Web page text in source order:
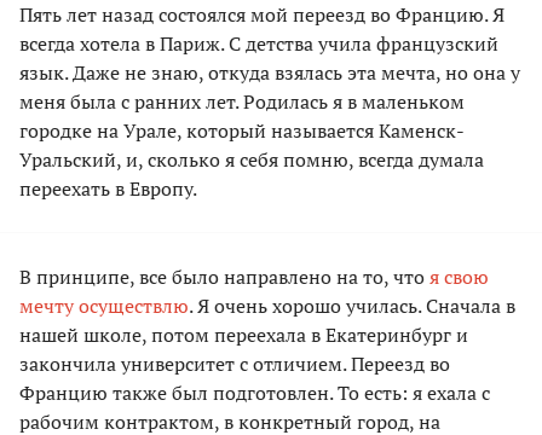
Пять лет назад состоялся мой переезд во Францию. Я
всегда хотела в Париж. С детства учила французский
язык. Даже не знаю, откуда взялась эта мечта, но она у
меня была с ранних лет. Родилась я в маленьком
городке на Урале, который называется Каменск-
Уральский, и, сколько я себя помню, всегда думала
переехать в Европу.
В принципе, все было направлено на то, чтоя свою
мечту осуществлю. Я очень хорошо училась. Сначала в
нашей школе, потом переехала в Екатеринбург и
закончила университет с отличием. Переезд во
Францию также был подготовлен. То есть: я ехала с
рабочим контрактом, в конкретный город, на